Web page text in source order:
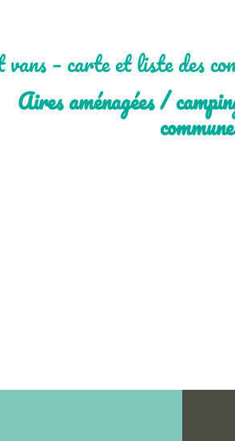
vans – carte et liste des
Aires aménagées /